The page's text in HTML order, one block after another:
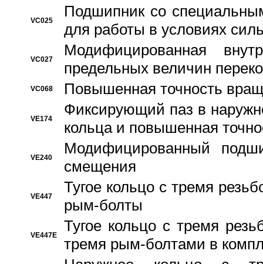
VC025
Подшипник со
для работы в условиях
VC027
Модифицированная
предельных величин
VC068 Повышенная точность
VE174
Фиксирующий паз в
кольца и повышенная
VE240
Модифицированный
смещения
VE447
Тугое кольцо с тремя
рым-болты
VE447E
Тугое кольцо с тремя
тремя рым-болтами в